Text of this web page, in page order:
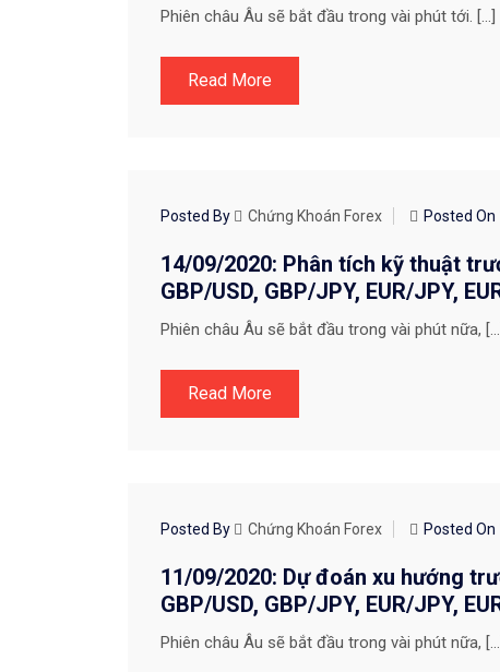
Phiên châu Âu sẽ bắt đầu trong vài phút tới. […]
Read More
CHIẾN LƯỢC GIAO DỊCH
Posted By Chứng Khoán Forex Posted On
14/09/2020: Phân tích kỹ thuật
GBP/USD, GBP/JPY, EUR/JPY,
Phiên châu Âu sẽ bắt đầu trong vài phút nữa,
Read More
CHIẾN LƯỢC GIAO DỊCH
Posted By Chứng Khoán Forex Posted On
11/09/2020: Dự đoán xu hướng
GBP/USD, GBP/JPY, EUR/JPY,
Phiên châu Âu sẽ bắt đầu trong vài phút nữa,